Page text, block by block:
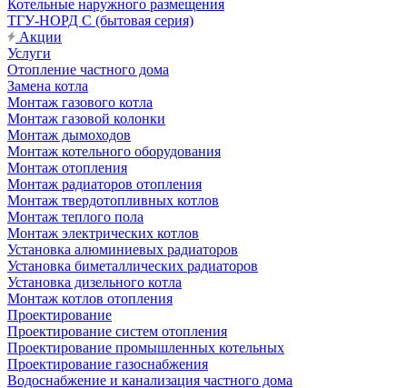
Котельные наружного размещения
ТГУ-НОРД С (бытовая серия)
Акции
Услуги
Отопление частного дома
Замена котла
Монтаж газового котла
Монтаж газовой колонки
Монтаж дымоходов
Монтаж котельного оборудования
Монтаж отопления
Монтаж радиаторов отопления
Монтаж твердотопливных котлов
Монтаж теплого пола
Монтаж электрических котлов
Установка алюминиевых радиаторов
Установка биметаллических радиаторов
Установка дизельного котла
Монтаж котлов отопления
Проектирование
Проектирование систем отопления
Проектирование промышленных котельных
Проектирование газоснабжения
Водоснабжение и канализация частного дома